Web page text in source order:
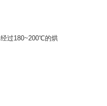
过180~200℃的烘